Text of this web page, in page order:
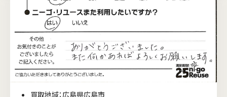
買取地域：広島県広島市